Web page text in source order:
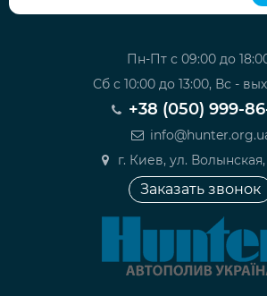
Пн-Пт с 09:00 до
Сб с 10:00 до 13:00, Вс -
+38 (050) 999-
г. Киев, ул.
Заказать звонок